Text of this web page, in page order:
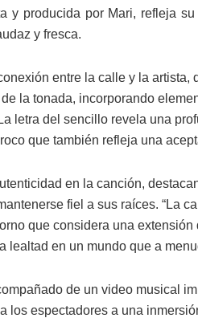
y producida por Mari, refleja
y fresca.
entre la calle y la artista,
la tonada, incorporando
letra del sencillo revela una
que también refleja una
en la canción,
fiel a sus raíces. “La
que considera una
lealtad en un mundo que a
de un video musical
los espectadores a una